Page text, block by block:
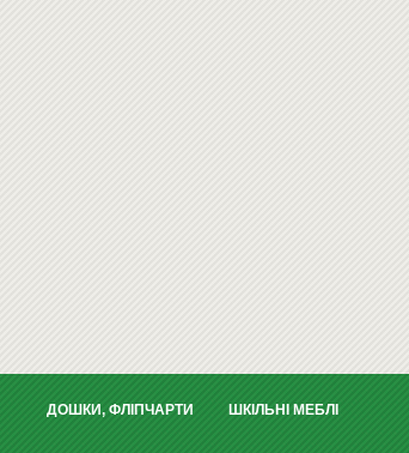
ДОШКИ, ФЛІПЧАРТИ ШКІЛЬНІ МЕБЛІ